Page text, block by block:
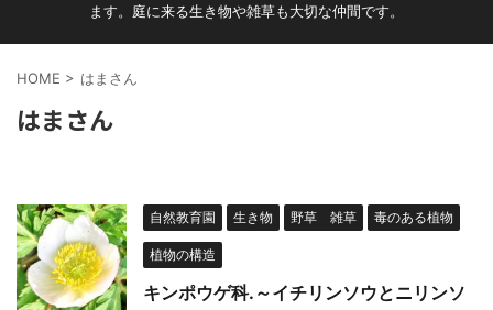
ます。庭に来る生き物や雑草も大切な仲間です。
HOME > はまさん
はまさん
自然教育園 生き物 野草 雑草 毒のある植物
植物の構造
キンポウゲ科.～イチリンソウとニリンソ